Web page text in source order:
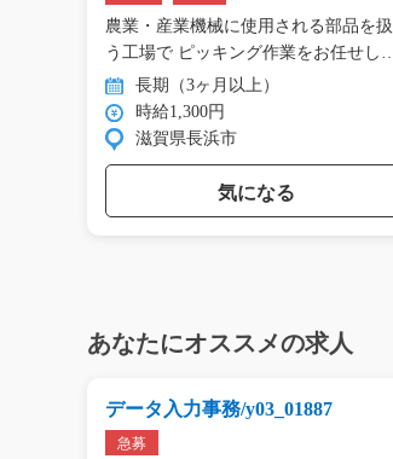
農業・産業機械に使用される部品を扱
う工場で ピッキング作業をお任せし
ま… 長期（3ヶ月以上）
時給1,300円
滋賀県長浜市
気になる
あなたにオススメの求人
データ入力事務/y03_01887
急募